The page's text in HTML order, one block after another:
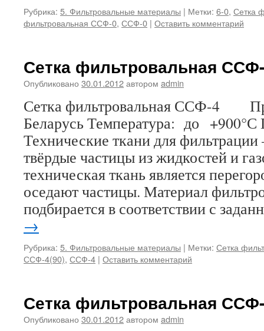
Рубрика: 5. Фильтровальные материалы | Метки: 6-0, Сетка
фильтровальная ССФ-0, ССФ-0 | Оставить комментарий
Сетка фильтровальная
Опубликовано 30.01.2012автором admin
Сетка фильтровальная ССФ-4
Беларусь Температура: до +900°С
Технические ткани для
твёрдые частицы из жидкостей и
техническая ткань является
оседают частицы. Материал
подбирается в соответствии с
→
Рубрика: 5. Фильтровальные материалы | Метки: Сетка
ССФ-4(90), ССФ-4 | Оставить комментарий
Сетка фильтровальная
Опубликовано 30.01.2012автором admin